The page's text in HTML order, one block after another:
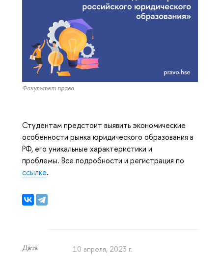
Факультет права
Студентам предстоит выявить экономические
особенности рынка юридического образования в
РФ, его уникальные характеристики и
проблемы. Все подробности и регистрация по
ссылке.
Дата 10 апреля, 2023 г.